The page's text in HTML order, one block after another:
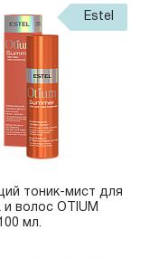
Estel
тоник-мист для
и волос OTIUM
мл.